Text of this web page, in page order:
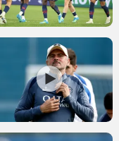
ברחבה
"מעל הליגה" –
"מחצית בשכונה"
מכבי נתניה
בני יהודה
ליגה ברזילאית
ליגות נוספות
ספורט אולימפי
היאבקות WWE
אופניים